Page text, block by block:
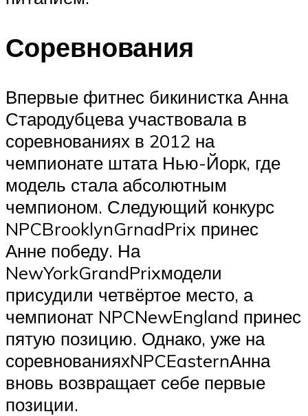
Соревнования
Впервые фитнес бикинистка Анна
Стародубцева участвовала в
соревнованиях в 2012 на
чемпионате штата Нью-Йорк, где
модель стала абсолютным
чемпионом. Следующий конкурс
NPCBrooklynGrnadPrix принес
Анне победу. На
NewYorkGrandPrixмодели
присудили четвёртое место, а
чемпионат NPCNewEngland принес
пятую позицию. Однако, уже на
соревнованияхNPCEasternАнна
вновь возвращает себе первые
позиции.